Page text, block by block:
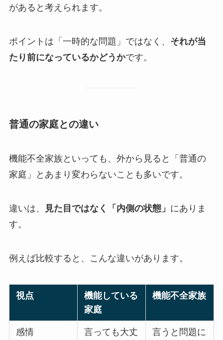
があると考えられます。
ポイントは「一時的な問題」ではなく、 それが当
たり前になっているかどうかです。
普通の家庭との違い
機能不全家族といっても、外から見ると「普通の
家庭」とあまり変わらないことも多いです。
違いは、 見た目ではなく「内側の状態」 にありま
す。
例えば比較すると、こんな違いがあります。
視点
機能している
家庭
機能不全家族
感情
言っても大丈
言うと問題に